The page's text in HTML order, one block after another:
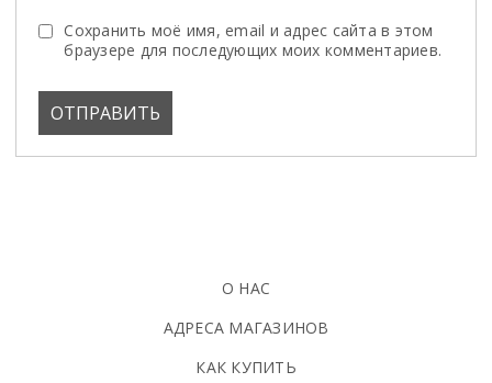
Сохранить моё имя, email и адрес сайта в этом
браузере для последующих моих комментариев.
О НАС
АДРЕСА МАГАЗИНОВ
КАК КУПИТЬ